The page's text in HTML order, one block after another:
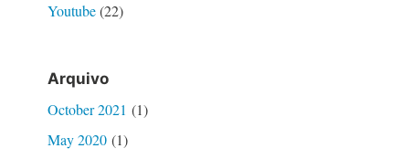
Youtube(22)
Arquivo
October 2021 (1)
May 2020(1)